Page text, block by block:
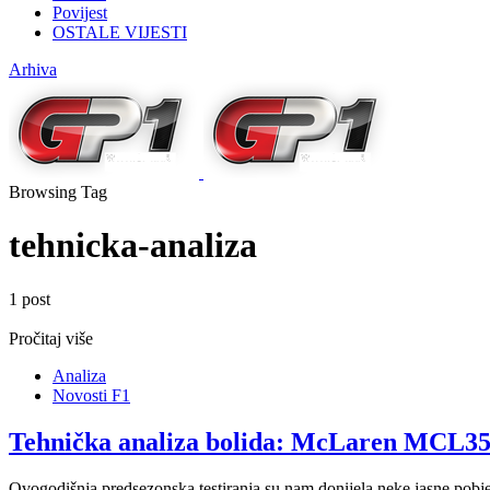
Povijest
OSTALE VIJESTI
Arhiva
Browsing Tag
tehnicka-analiza
1 post
Pročitaj više
Analiza
Novosti F1
Tehnička analiza bolida: McLaren